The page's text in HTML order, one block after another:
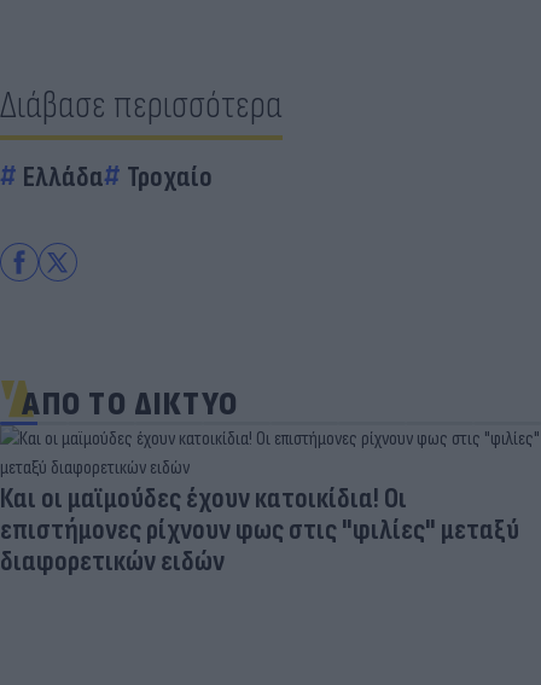
Διάβασε περισσότερα
Ελλάδα Τροχαίο
ΑΠΟ ΤΟ ΔΙΚΤΥΟ